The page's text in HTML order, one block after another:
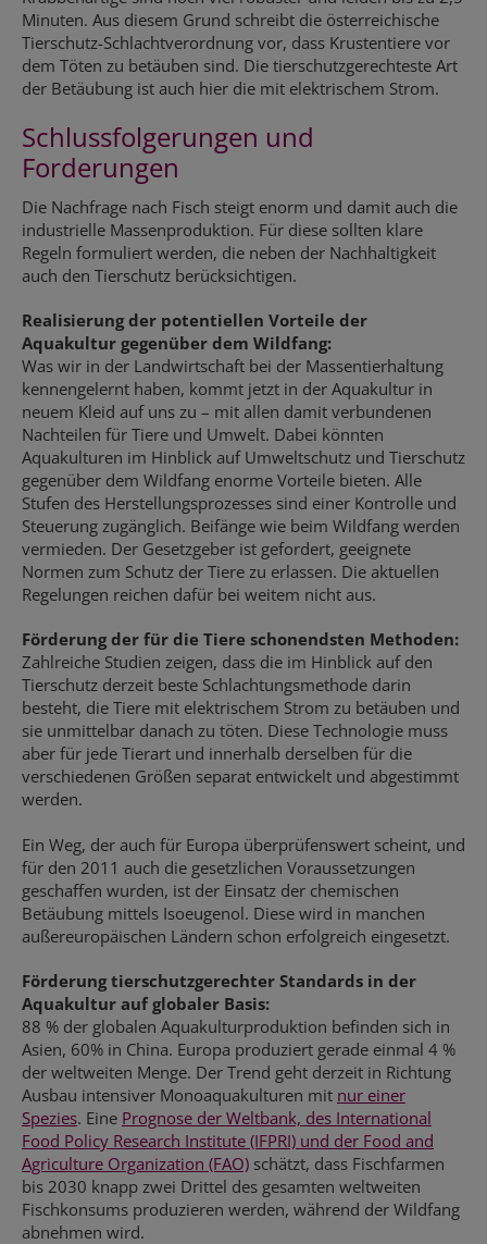
Minuten. Aus diesem Grund schreibt die österreichische
Tierschutz-Schlachtverordnung vor, dass Krustentiere vor
dem Töten zu betäuben sind. Die tierschutzgerechteste Art
der Betäubung ist auch hier die mit elektrischem Strom.
Schlussfolgerungen und
Forderungen
Die Nachfrage nach Fisch steigt enorm und damit auch die
industrielle Massenproduktion. Für diese sollten klare
Regeln formuliert werden, die neben der Nachhaltigkeit
auch den Tierschutz berücksichtigen.
Realisierung der potentiellen Vorteile der
Aquakultur gegenüber dem Wildfang:
Was wir in der Landwirtschaft bei der Massentierhaltung
kennengelernt haben, kommt jetzt in der Aquakultur in
neuem Kleid auf uns zu – mit allen damit verbundenen
Nachteilen für Tiere und Umwelt. Dabei könnten
Aquakulturen im Hinblick auf Umweltschutz und Tierschutz
gegenüber dem Wildfang enorme Vorteile bieten. Alle
Stufen des Herstellungsprozesses sind einer Kontrolle und
Steuerung zugänglich. Beifänge wie beim Wildfang werden
vermieden. Der Gesetzgeber ist gefordert, geeignete
Normen zum Schutz der Tiere zu erlassen. Die aktuellen
Regelungen reichen dafür bei weitem nicht aus.
Förderung der für die Tiere schonendsten Methoden:
Zahlreiche Studien zeigen, dass die im Hinblick auf den
Tierschutz derzeit beste Schlachtungsmethode darin
besteht, die Tiere mit elektrischem Strom zu betäuben und
sie unmittelbar danach zu töten. Diese Technologie muss
aber für jede Tierart und innerhalb derselben für die
verschiedenen Größen separat entwickelt und abgestimmt
werden.
Ein Weg, der auch für Europa überprüfenswert scheint, und
für den 2011 auch die gesetzlichen Voraussetzungen
geschaffen wurden, ist der Einsatz der chemischen
Betäubung mittels Isoeugenol. Diese wird in manchen
außereuropäischen Ländern schon erfolgreich eingesetzt.
Förderung tierschutzgerechter Standards in der
Aquakultur auf globaler Basis:
88 % der globalen Aquakulturproduktion befinden sich in
Asien, 60% in China. Europa produziert gerade einmal 4 %
der weltweiten Menge. Der Trend geht derzeit in Richtung
Ausbau intensiver Monoaquakulturen mit nur einer
Spezies. Eine Prognose der Weltbank, des International
Food Policy Research Institute (IFPRI) und der Food and
Agriculture Organization (FAO) schätzt, dass Fischfarmen
bis 2030 knapp zwei Drittel des gesamten weltweiten
Fischkonsums produzieren werden, während der Wildfang
abnehmen wird.